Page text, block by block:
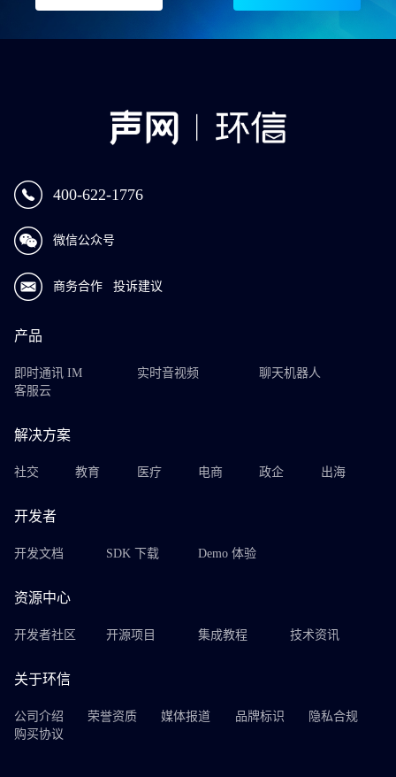
400-622-1776
微信公众号
商务合作 投诉建议
产品
即时通讯 IM 实时音视频
聊天机器人
客服云
解决方案
社交 教育 医疗 电商 政企 出海
开发者
开发文档 SDK 下载 Demo 体验
资源中心
开发者社区 开源项目 集成教程 技术资讯
关于环信
公司介绍 荣誉资质 媒体报道 品牌标识
隐私合规
购买协议